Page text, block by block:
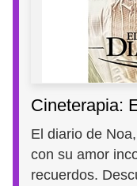
Cineterapia:
El diario de
con su amor
recuerdos.